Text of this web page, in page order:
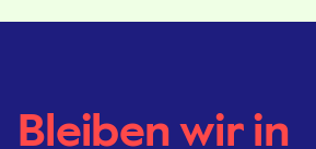
Bleiben wir in